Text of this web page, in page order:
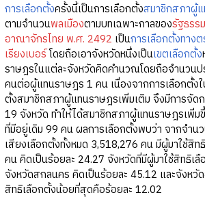
การเลือกตั้งครั้งนี้เป็นการเลือกตั้งสมาชิกสภาผู้
ตามจำนวนพลเมืองตามบทเฉพาะกาลของรัฐธรร
อาณาจักรไทย พ.ศ. 2492 เป็นการเลือกตั้งทาง
เรียงเบอร์โดยถือเอาจังหวัดหนึ่งเป็นเขตเลือกตั้ง
ราษฎรในแต่ละจังหวัดคิดคำนวณโดยถือจำนวน
คนต่อผู้แทนราษฎร 1 คน เนื่องจากการเลือกตั้งใ
ตั้งสมาชิกสภาผู้แทนราษฎรเพิ่มเติม จึงมีการจัดก
19 จังหวัด ทำให้ได้สมาชิกสภาผู้แทนราษฎรเพิ่
ที่มีอยู่เดิม 99 คน ผลการเลือกตั้งพบว่า จากจำน
เสียงเลือกตั้งทั้งหมด 3,518,276 คน มีผู้มาใช้สิ
คน คิดเป็นร้อยละ 24.27 จังหวัดที่มีผู้มาใช้สิทธิเ
จังหวัดสกลนคร คิดเป็นร้อยละ 45.12 และจังหวั
สิทธิเลือกตั้งน้อยที่สุดคือร้อยละ 12.02